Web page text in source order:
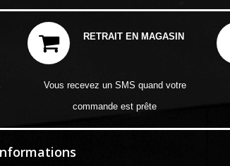
RETRAIT EN MAGASIN
Vous recevez un SMS quand votre
commande est prête